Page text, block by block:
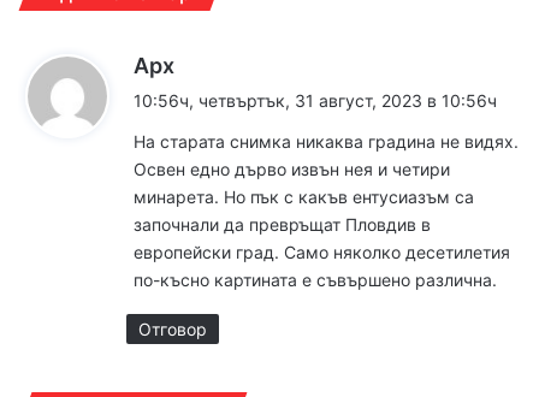
Арх
а
а
:
10:56ч, четвъртък, 31 август, 2023 в 10:56ч
На старата снимка никаква градина не видях.
Освен едно дърво извън нея и четири
минарета. Но пък с какъв ентусиазъм са
започнали да превръщат Пловдив в
европейски град. Само няколко десетилетия
по-късно картината е съвършено различна.
Отговор